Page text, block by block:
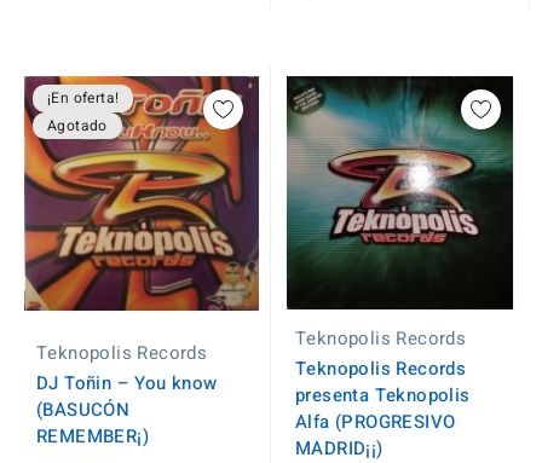
¡En oferta!
Agotado
Teknopolis Records
DJ Toñin – You know
(BASUCÓN
REMEMBER¡)
Teknopolis Records
Teknopolis Records
presenta Teknopolis
Alfa (PROGRESIVO
MADRID¡¡)